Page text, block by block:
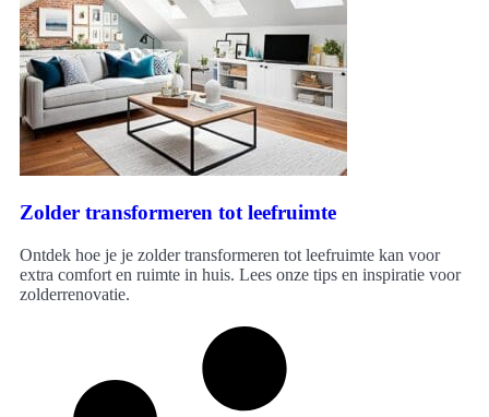
Zolder transformeren tot leefruimte
Ontdek hoe je je zolder transformeren tot leefruimte kan voor
extra comfort en ruimte in huis. Lees onze tips en inspiratie voor
zolderrenovatie.